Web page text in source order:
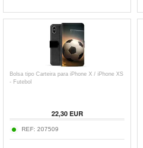
Bolsa tipo Carteira para iPhone X / iPhone XS
- Futebol
22,30EUR
REF: 207509